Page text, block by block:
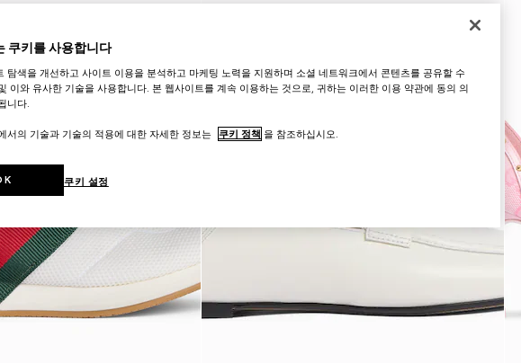
쿠키를 사용합니다
탐색을 개선하고 사이트 이용을 분석하고 마케팅 노력을 지원하며 소셜 네트워크에서 콘텐츠를 공유할 수
이와 유사한 기술을 사용합니다. 본 웹사이트를 계속 이용하는 것으로, 귀하는 이러한 이용 약관에 동의 의
니다.
서의 기술과 기술의 적용에 대한 자세한 정보는 쿠키 정책 을 참조하십시오.
쿠키 설정